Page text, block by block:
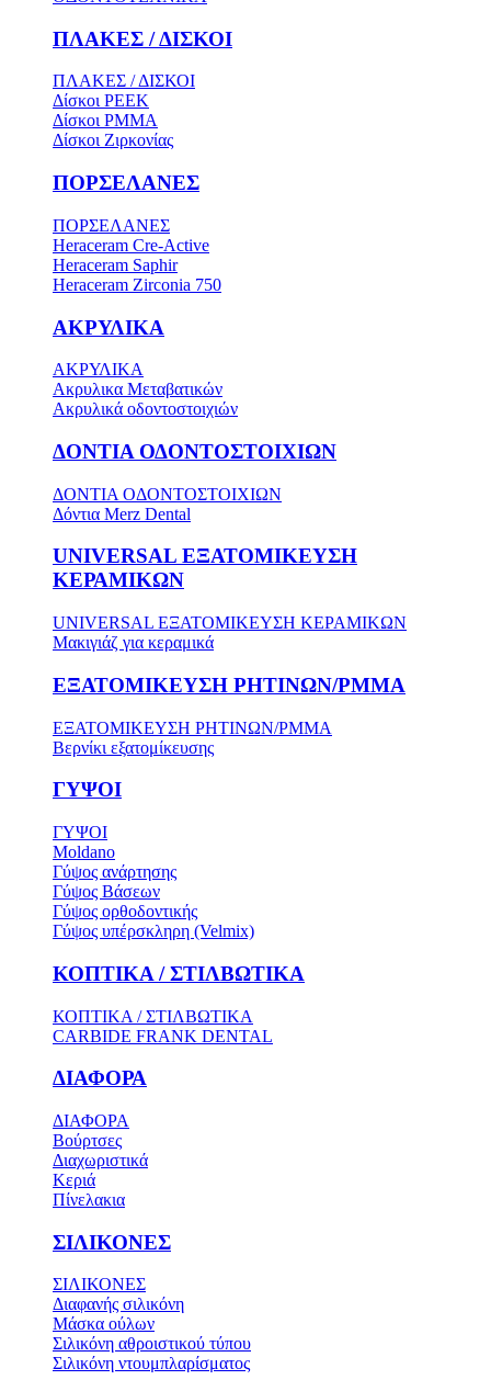
ΠΛΑΚΕΣ / ΔΙΣΚΟΙ
ΠΛΑΚΕΣ / ΔΙΣΚΟΙ
Δίσκοι PEEK
Δίσκοι PMMA
Δίσκοι Ζιρκονίας
ΠΟΡΣΕΛΑΝΕΣ
ΠΟΡΣΕΛΑΝΕΣ
Heraceram Cre-Active
Heraceram Saphir
Heraceram Zirconia 750
ΑΚΡΥΛΙΚΑ
ΑΚΡΥΛΙΚΑ
Ακρυλικα Μεταβατικών
Ακρυλικά οδοντοστοιχιών
ΔΟΝΤΙΑ ΟΔΟΝΤΟΣΤΟΙΧΙΩΝ
ΔΟΝΤΙΑ ΟΔΟΝΤΟΣΤΟΙΧΙΩΝ
Δόντια Merz Dental
UNIVERSAL ΕΞΑΤΟΜΙΚΕΥΣΗ
ΚΕΡΑΜΙΚΩΝ
UNIVERSAL ΕΞΑΤΟΜΙΚΕΥΣΗ ΚΕΡΑΜΙΚΩΝ
Μακιγιάζ για κεραμικά
ΕΞΑΤΟΜΙΚΕΥΣΗ ΡΗΤΙΝΩΝ/PMMA
ΕΞΑΤΟΜΙΚΕΥΣΗ ΡΗΤΙΝΩΝ/PMMA
Βερνίκι εξατομίκευσης
ΓΥΨΟΙ
ΓΥΨΟΙ
Moldano
Γύψος ανάρτησης
Γύψος Βάσεων
Γύψος ορθοδοντικής
Γύψος υπέρσκληρη (Velmix)
ΚΟΠΤΙΚΑ / ΣΤΙΛΒΩΤΙΚΑ
ΚΟΠΤΙΚΑ / ΣΤΙΛΒΩΤΙΚΑ
CARBIDE FRANK DENTAL
ΔΙΑΦΟΡΑ
ΔΙΑΦΟΡΑ
Βούρτσες
Διαχωριστικά
Κεριά
Πίνελακια
ΣΙΛΙΚΟΝΕΣ
ΣΙΛΙΚΟΝΕΣ
Διαφανής σιλικόνη
Μάσκα ούλων
Σιλικόνη αθροιστικού τύπου
Σιλικόνη ντουμπλαρίσματος